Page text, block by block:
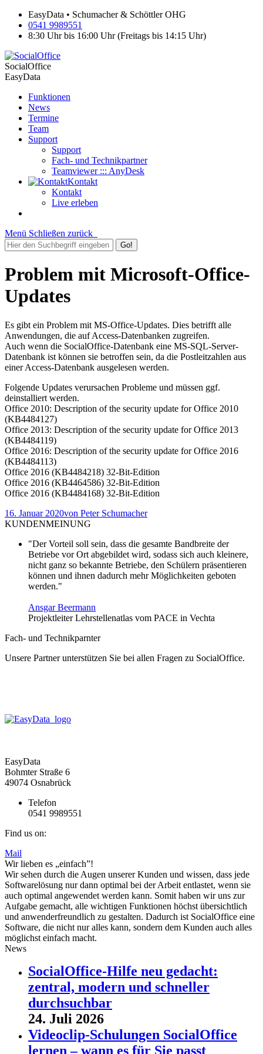
EasyData • Schumacher & Schöttler OHG
0541 9989551
8:30 Uhr bis 16:00 Uhr (Freitags bis 14:15 Uhr)
SocialOffice
EasyData
Funktionen
News
Termine
Team
Support
Support
Fach- und Technikpartner
Teamviewer ::: AnyDesk
Kontakt
Kontakt
Live erleben
Menü Schließen zurück
Problem mit Microsoft-Office-
Updates
Es gibt ein Problem mit MS-Office-Updates. Dies betrifft alle
Anwendungen, die auf Access-Datenbanken zugreifen.
Auch wenn die SocialOffice-Datenbank eine MS-SQL-Server-
Datenbank ist können sie betroffen sein, da die Postleitzahlen aus
einer Access-Datenbank ausgelesen werden.
Folgende Updates verursachen Probleme und müssen ggf.
deinstalliert werden.
Office 2010: Description of the security update for Office 2010
(KB4484127)
Office 2013: Description of the security update for Office 2013
(KB4484119)
Office 2016: Description of the security update for Office 2016
(KB4484113)
Office 2016 (KB4484218) 32-Bit-Edition
Office 2016 (KB4464586) 32-Bit-Edition
Office 2016 (KB4484168) 32-Bit-Edition
16. Januar 2020von Peter Schumacher
KUNDENMEINUNG
"Der Vorteil soll sein, dass die gesamte Bandbreite der
Betriebe vor Ort abgebildet wird, sodass sich auch kleinere,
nicht ganz so bekannte Betriebe, den Schülern präsentieren
können und ihnen dadurch mehr Möglichkeiten geboten
werden."
Ansgar Beermann
Projektleiter Lehrstellenatlas vom PACE in Vechta
Fach- und Technikparnter
Unsere Partner unterstützen Sie bei allen Fragen zu SocialOffice.
EasyData
Bohmter Straße 6
49074 Osnabrück
Telefon
0541 9989551
Find us on:
Mail
Wir lieben es „einfach”!
Wir sehen durch die Augen unserer Kunden und wissen, dass jede
Softwarelösung nur dann optimal bei der Arbeit entlastet, wenn sie
auch optimal angewendet werden kann. Somit haben wir uns zur
Aufgabe gemacht, alle wichtigen Funktionen höchst übersichtlich
und anwenderfreundlich zu gestalten. Dadurch ist SocialOffice eine
Software, die nicht nur alles kann, sondern dem Kunden auch alles
möglichst einfach macht.
News
SocialOffice-Hilfe neu gedacht:
zentral, modern und schneller
durchsuchbar
24. Juli 2026
Videoclip-Schulungen SocialOffice
lernen – wann es für Sie passt